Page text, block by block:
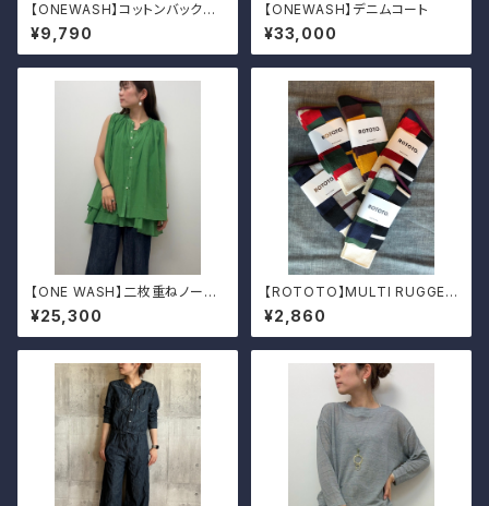
【ONEWASH】コットンバックラ
ウンドクルーT
¥9,790
【ONEWASH】デニムコート
¥33,000
【ONE WASH】二枚重ねノース
リーブシャツ
¥25,300
【ROTOTO】MULTI RUGGER
PATTERN CREW
¥2,860